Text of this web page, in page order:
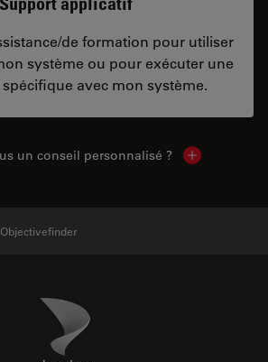
de formation pour utiliser
système ou pour exécuter une
avec mon système.
un conseil personnalisé ? Show local
Objectivefinder
Danaher Logo